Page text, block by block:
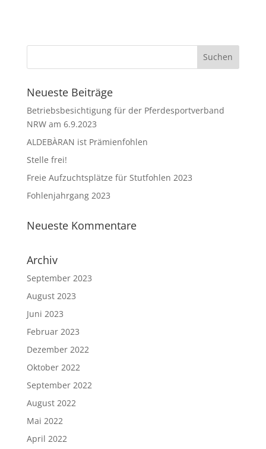
Neueste Beiträge
Betriebsbesichtigung für der Pferdesportverband
NRW am 6.9.2023
ALDEBÀRAN ist Prämienfohlen
Stelle frei!
Freie Aufzuchtsplätze für Stutfohlen 2023
Fohlenjahrgang 2023
Neueste Kommentare
Archiv
September 2023
August 2023
Juni 2023
Februar 2023
Dezember 2022
Oktober 2022
September 2022
August 2022
Mai 2022
April 2022